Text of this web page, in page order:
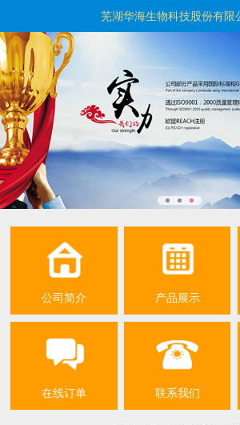
芜湖华海生物科技股份有限
公司简介 产品展示
在线订单 联系我们